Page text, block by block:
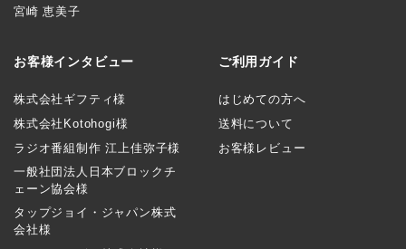
宮崎 恵美子
お客様インタビュー
株式会社ギフティ様
株式会社Kotohogi様
ラジオ番組制作 江上佳弥子様
一般社団法人日本ブロックチ
ェーン協会様
タップジョイ・ジャパン株式
会社様
ご利用ガイド
はじめての方へ
送料について
お客様レビュー